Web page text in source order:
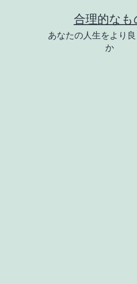
合理的なも
あなたの人生をより
か